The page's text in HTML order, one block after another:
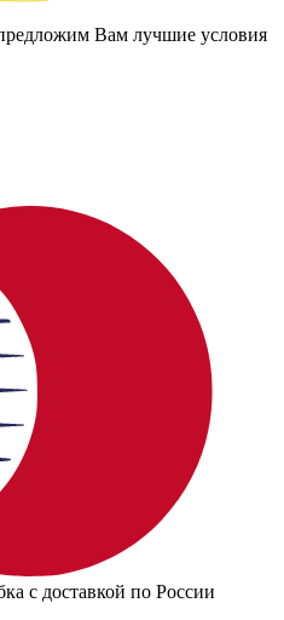
Вам лучшие условия
с доставкой по России